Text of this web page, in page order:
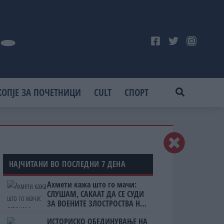
ЗА ПОЧЕТНИЦИ CULT СПОРТ
НАЈЧИТАНИ ВО ПОСЛЕДНИ 7 ДЕНА
Ахмети кажа што го мачи:
СЛУШАМ, САКААТ ДА СЕ СУДИ
ЗА ВОЕНИТЕ ЗЛОСТРОСТВА НА
ИСТОРИСКО ОБЕДИНУВАЊЕ НА